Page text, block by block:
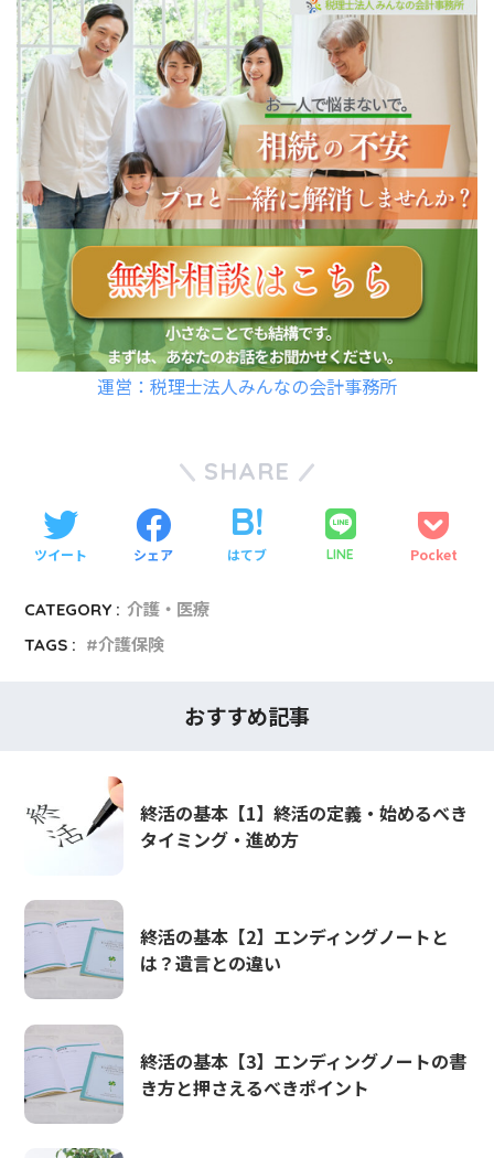
運営：税理士法人みんなの会計事務所
SHARE
ツイート シェア はてブ LINE Pocket
CATEGORY : 介護・医療
TAGS :
介護保険
おすすめ記事
終活の基本【1】終活の定義・始めるべき
タイミング・進め方
終活の基本【2】エンディングノートと
は？遺言との違い
終活の基本【3】エンディングノートの書
き方と押さえるべきポイント